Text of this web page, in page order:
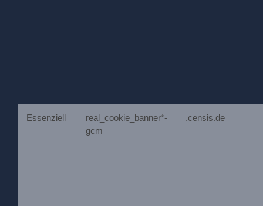
Essenziell
real_cookie_banner*-
gcm
.censis.de